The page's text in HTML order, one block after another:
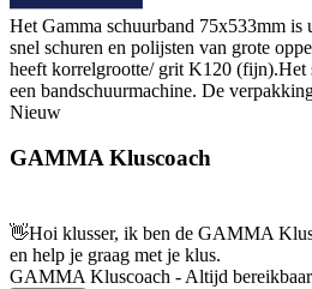
Het Gamma schuurband 75x533mm is
snel schuren en polijsten van grote
heeft korrelgrootte/ grit K120 (fijn).Het
een bandschuurmachine. De
Nieuw
GAMMA Kluscoach
👋Hoi klusser, ik ben de GAMMA
en help je graag met je klus.
GAMMA Kluscoach - Altijd bereikbaar